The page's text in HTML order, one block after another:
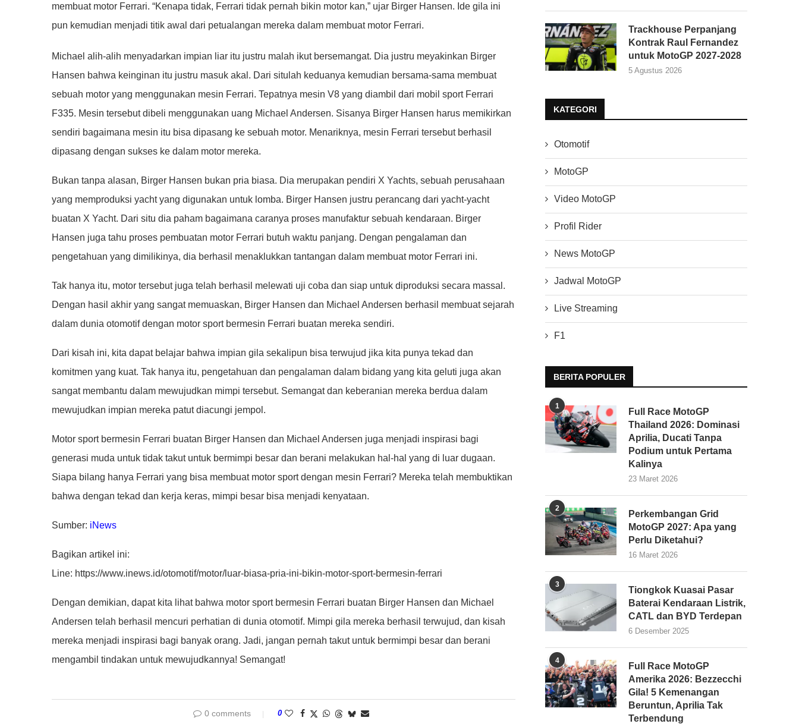
membuat motor Ferrari. “Kenapa tidak, Ferrari tidak pernah bikin motor kan,” ujar Birger Hansen. Ide gila ini
pun kemudian menjadi titik awal dari petualangan mereka dalam membuat motor Ferrari.
Michael alih-alih menyadarkan impian liar itu justru malah ikut bersemangat. Dia justru meyakinkan Birger
Hansen bahwa keinginan itu justru masuk akal. Dari situlah keduanya kemudian bersama-sama membuat
sebuah motor yang menggunakan mesin Ferrari. Tepatnya mesin V8 yang diambil dari mobil sport Ferrari
F335. Mesin tersebut dibeli menggunakan uang Michael Andersen. Sisanya Birger Hansen harus memikirkan
sendiri bagaimana mesin itu bisa dipasang ke sebuah motor. Menariknya, mesin Ferrari tersebut berhasil
dipasang dengan sukses ke dalam motor mereka.
Bukan tanpa alasan, Birger Hansen bukan pria biasa. Dia merupakan pendiri X Yachts, sebuah perusahaan
yang memproduksi yacht yang digunakan untuk lomba. Birger Hansen justru perancang dari yacht-yacht
buatan X Yacht. Dari situ dia paham bagaimana caranya proses manufaktur sebuah kendaraan. Birger
Hansen juga tahu proses pembuatan motor Ferrari butuh waktu panjang. Dengan pengalaman dan
pengetahuan yang dimilikinya, dia berhasil menaklukkan tantangan dalam membuat motor Ferrari ini.
Tak hanya itu, motor tersebut juga telah berhasil melewati uji coba dan siap untuk diproduksi secara massal.
Dengan hasil akhir yang sangat memuaskan, Birger Hansen dan Michael Andersen berhasil membuat sejarah
dalam dunia otomotif dengan motor sport bermesin Ferrari buatan mereka sendiri.
Dari kisah ini, kita dapat belajar bahwa impian gila sekalipun bisa terwujud jika kita punya tekad dan
komitmen yang kuat. Tak hanya itu, pengetahuan dan pengalaman dalam bidang yang kita geluti juga akan
sangat membantu dalam mewujudkan mimpi tersebut. Semangat dan keberanian mereka berdua dalam
mewujudkan impian mereka patut diacungi jempol.
Motor sport bermesin Ferrari buatan Birger Hansen dan Michael Andersen juga menjadi inspirasi bagi
generasi muda untuk tidak takut untuk bermimpi besar dan berani melakukan hal-hal yang di luar dugaan.
Siapa bilang hanya Ferrari yang bisa membuat motor sport dengan mesin Ferrari? Mereka telah membuktikan
bahwa dengan tekad dan kerja keras, mimpi besar bisa menjadi kenyataan.
Sumber: iNews
Bagikan artikel ini:
Line: https://www.inews.id/otomotif/motor/luar-biasa-pria-ini-bikin-motor-sport-bermesin-ferrari
Dengan demikian, dapat kita lihat bahwa motor sport bermesin Ferrari buatan Birger Hansen dan Michael
Andersen telah berhasil mencuri perhatian di dunia otomotif. Mimpi gila mereka berhasil terwujud, dan kisah
mereka menjadi inspirasi bagi banyak orang. Jadi, jangan pernah takut untuk bermimpi besar dan berani
mengambil tindakan untuk mewujudkannya! Semangat!
0 comments 0
Trackhouse Perpanjang
Kontrak Raul Fernandez
untuk MotoGP 2027-2028
5 Agustus 2026
KATEGORI
Otomotif
MotoGP
Video MotoGP
Profil Rider
News MotoGP
Jadwal MotoGP
Live Streaming
F1
BERITA POPULER
1
Full Race MotoGP
Thailand 2026: Dominasi
Aprilia, Ducati Tanpa
Podium untuk Pertama
Kalinya
23 Maret 2026
2
Perkembangan Grid
MotoGP 2027: Apa yang
Perlu Diketahui?
16 Maret 2026
3
Tiongkok Kuasai Pasar
Baterai Kendaraan Listrik,
CATL dan BYD Terdepan
6 Desember 2025
4
Full Race MotoGP
Amerika 2026: Bezzecchi
Gila! 5 Kemenangan
Beruntun, Aprilia Tak
Terbendung